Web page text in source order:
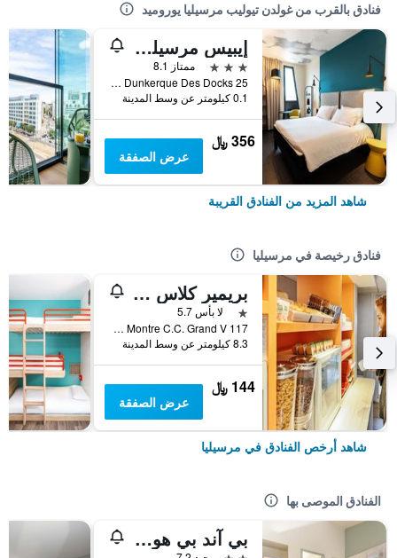
فنادق بالقرب من غولدن تيوليب مرسيليا يوروميد
إيبيس مرسيليا سنتر أوروميد
3 نجوم
ممتاز 8.1
25 Boulevard de Dunkerque Des Docks, مرسيليا, إقليم بوش دو رون, فرنسا
0.1 كيلومتر عن وسط المدينة
356 ﷼
عرض الصفقة
شاهد المزيد من الفنادق القريبة
فنادق رخيصة في مرسيليا
بريمير كلاس مارسيليه إيست - لا فالينتين
نجمة واحدة
لا بأس 5.7
117 Traverse De La Montre C.C. Grand V, مرسيليا, إقليم بوش دو رون, فرنسا
8.3 كيلومتر عن وسط المدينة
144 ﷼
عرض الصفقة
شاهد أرخص الفنادق في مرسيليا
الفنادق الموصى بها
بي آند بي هوتل مارسي إستاك